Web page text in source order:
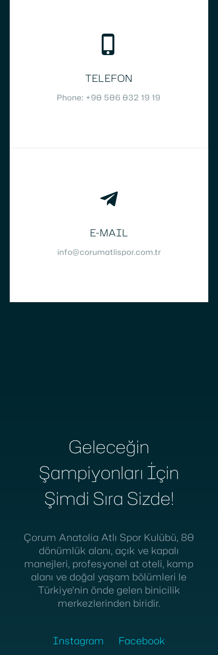
TELEFON
Phone: +90 506 032 19 19
E-MAIL
info@corumatlispor.com.tr
Geleceğin
Şampiyonları İçin
Şimdi Sıra Sizde!
Çorum Anatolia Atlı Spor Kulübü, 80
dönümlük alanı, açık ve kapalı
manejleri, profesyonel at oteli, kamp
alanı ve doğal yaşam bölümleri le
Türkiye'nin önde gelen binicilik
merkezlerinden biridir.
Instagram
Facebook